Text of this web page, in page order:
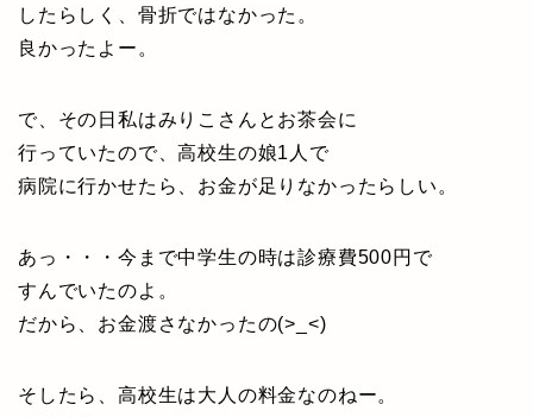
したらしく、骨折ではなかった。
良かったよー。
で、その日私はみりこさんとお茶会に
行っていたので、高校生の娘1人で
病院に行かせたら、お金が足りなかったらしい。
あっ・・・今まで中学生の時は診療費500円で
すんでいたのよ。
だから、お金渡さなかったの(>_<)
そしたら、高校生は大人の料金なのねー。